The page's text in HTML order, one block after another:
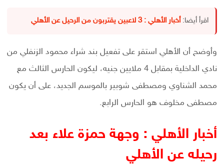
اقرأ أيضا: أخبار الأهلي : 3 لاعبين يقتربون من الرحيل عن الأهلي
وأوضح أن الأهلي استقر على تفعيل بند شراء محمود الزنفلي من
نادي الداخلية بمقابل 4 ملايين جنيه، ليكون الحارس الثالث مع
محمد الشناوي ومصطفى شوبير بالموسم الجديد، على أن يكون
مصطفى مخلوف هو الحارس الرابع.
أخبار الأهلي : وجهة حمزة علاء بعد
رحيله عن الأهلي